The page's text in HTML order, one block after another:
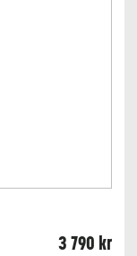
3 790 kr